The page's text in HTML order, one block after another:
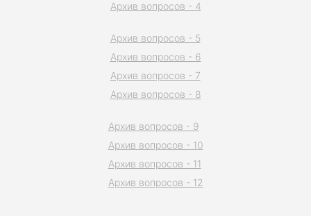
Архив вопросов - 4
Архив вопросов - 5
Архив вопросов - 6
Архив вопросов - 7
Архив вопросов - 8
Архив вопросов - 9
Архив вопросов - 10
Архив вопросов - 11
Архив вопросов - 12